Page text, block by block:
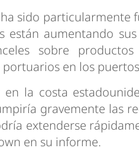
sido particularmente
están aumentando
sobre
en los
en la costa
gravemente las
extenderse
en su informe.